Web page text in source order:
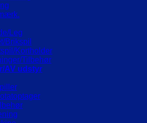
Leg
Brikspil
Kortholder
Tilbehør
AV udstyr